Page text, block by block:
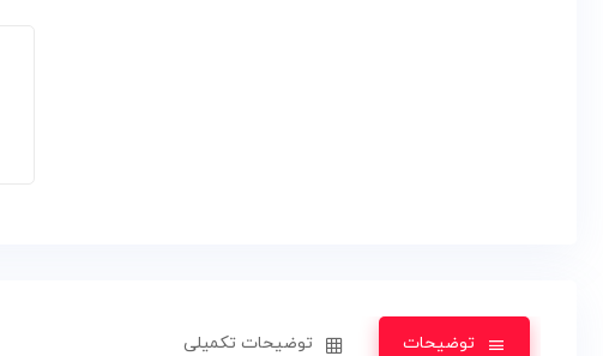
توضیحات توضیحات تکمیلی